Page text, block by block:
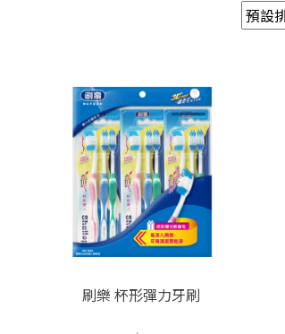
刷樂 杯形彈力牙刷